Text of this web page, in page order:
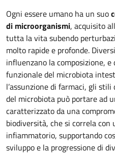
Ogni essere umano ha un suo
di microorganismi, acquisito
tutta la vita subendo
molto rapide e profonde.
influenzano la composizione,
funzionale del microbiota
l’assunzione di farmaci, gli stili
del microbiota può portare ad
caratterizzato da una
biodiversità, che si correla
infiammatorio, supportando
sviluppo e la progressione di